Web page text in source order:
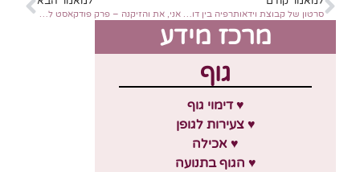
סרטון של קבוצת וידאותרפיה בין דורית אני, את והזיקנה – פרק פודקאסט להאזנה
מרכז מידע
גוף
♥ דימוי גוף
♥ צעירות לגופן
♥ אכילה
♥ הגוף בתנועה